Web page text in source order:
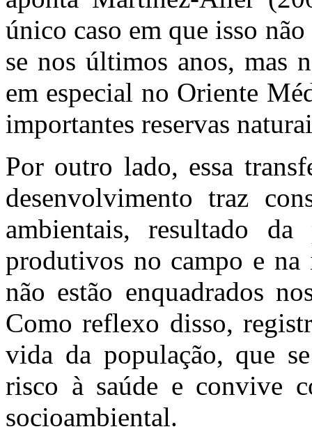
único caso em que isso
se nos últimos anos, mas
em especial no Oriente
importantes reservas
Por outro lado, essa
desenvolvimento traz
ambientais, resultado
produtivos no campo e
não estão enquadrados
Como reflexo disso,
vida da população, que
risco à saúde e convive
socioambiental.